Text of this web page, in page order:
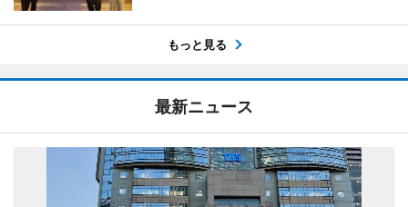
もっと見る
最新ニュース